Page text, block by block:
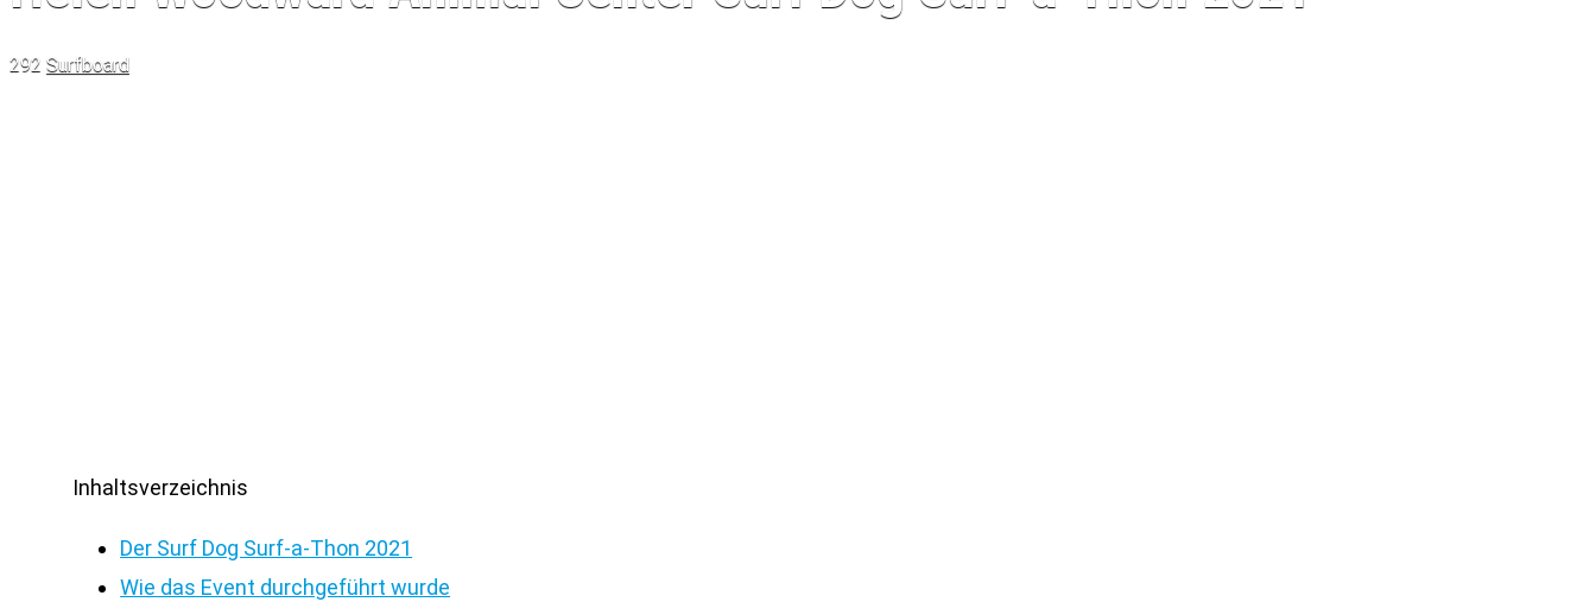
292 Surfboard
Inhaltsverzeichnis
Der Surf Dog Surf-a-Thon 2021
Wie das Event durchgeführt wurde